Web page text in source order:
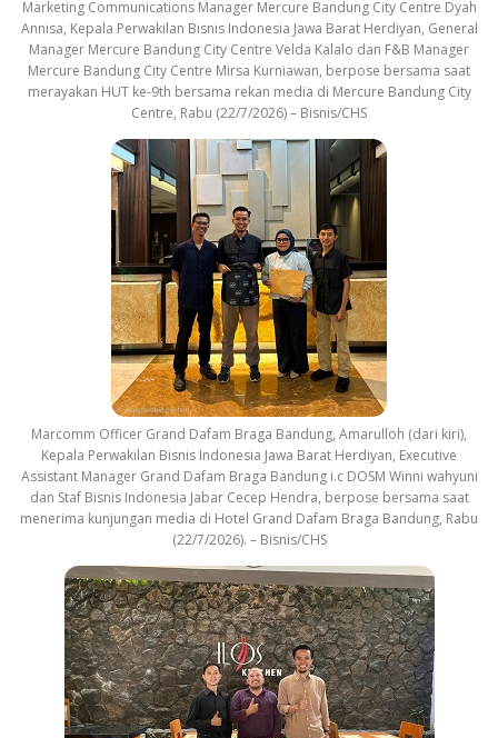
Marketing Communications Manager Mercure Bandung City Centre Dyah
Annisa, Kepala Perwakilan Bisnis Indonesia Jawa Barat Herdiyan, General
Manager Mercure Bandung City Centre Velda Kalalo dan F&B Manager
Mercure Bandung City Centre Mirsa Kurniawan, berpose bersama saat
merayakan HUT ke-9th bersama rekan media di Mercure Bandung City
Centre, Rabu (22/7/2026) – Bisnis/CHS
Marcomm Officer Grand Dafam Braga Bandung, Amarulloh (dari kiri),
Kepala Perwakilan Bisnis Indonesia Jawa Barat Herdiyan, Executive
Assistant Manager Grand Dafam Braga Bandung i.c DOSM Winni wahyuni
dan Staf Bisnis Indonesia Jabar Cecep Hendra, berpose bersama saat
menerima kunjungan media di Hotel Grand Dafam Braga Bandung, Rabu
(22/7/2026). – Bisnis/CHS